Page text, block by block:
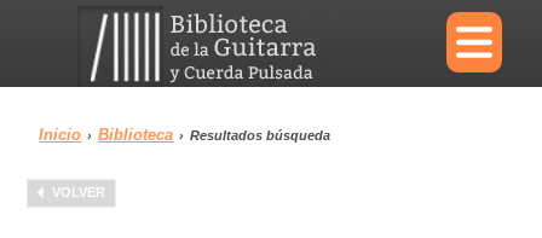
×
Menu
Inicio › Biblioteca › Resultados búsqueda
VOLVER